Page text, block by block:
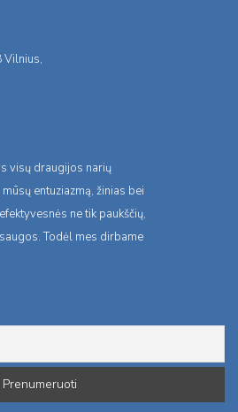
Vilnius,
visų draugijos narių
entuziazmą, žinias bei
ne tik paukščių,
Todėl mes dirbame